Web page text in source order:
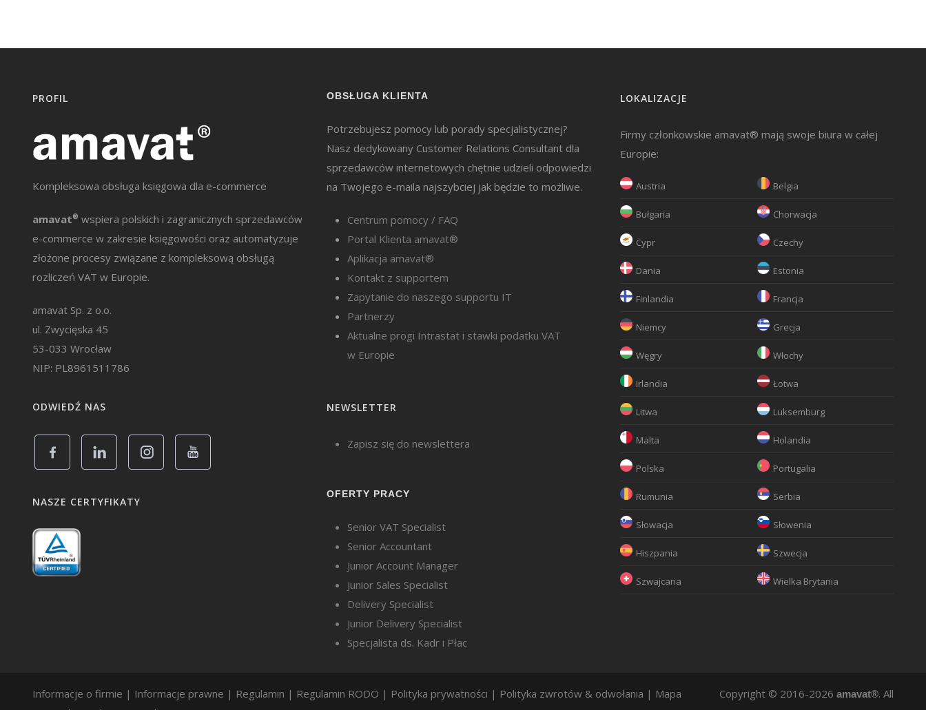
PROFIL
Kompleksowa obsługa księgowa dla e-commerce
amavat® wspiera polskich i zagranicznych sprzedawców
e-commerce w zakresie księgowości oraz automatyzuje
złożone procesy związane z kompleksową obsługą
rozliczeń VAT w Europie.
amavat Sp. z o.o.
ul. Zwycięska 45
53-033 Wrocław
NIP: PL8961511786
ODWIEDŹ NAS
NASZE CERTYFIKATY
OBSŁUGA KLIENTA
Potrzebujesz pomocy lub porady specjalistycznej?
Nasz dedykowany Customer Relations Consultant dla
sprzedawców internetowych chętnie udzieli odpowiedzi
na Twojego e-maila najszybciej jak będzie to możliwe.
Centrum pomocy / FAQ
Portal Klienta amavat®
Aplikacja amavat®
Kontakt z supportem
Zapytanie do naszego supportu IT
Partnerzy
Aktualne progi Intrastat i stawki podatku VAT
w Europie
NEWSLETTER
Zapisz się do newslettera
OFERTY PRACY
Senior VAT Specialist
Senior Accountant
Junior Account Manager
Junior Sales Specialist
Delivery Specialist
Junior Delivery Specialist
Specjalista ds. Kadr i Płac
LOKALIZACJE
Firmy członkowskie amavat® mają swoje biura w całej
Europie:
Austria Belgia
Bułgaria Chorwacja
Cypr Czechy
Dania Estonia
Finlandia Francja
Niemcy Grecja
Węgry Włochy
Irlandia Łotwa
Litwa Luksemburg
Malta Holandia
Polska Portugalia
Rumunia Serbia
Słowacja Słowenia
Hiszpania Szwecja
Szwajcaria Wielka Brytania
Informacje o firmie | Informacje prawne | Regulamin | Regulamin RODO | Polityka prywatności | Polityka zwrotów & odwołania | Mapa
Copyright © 2016-2026 amavat®. All